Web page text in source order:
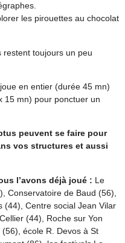
les pirouettes au chocolat
restent toujours un peu
en entier (durée 45 mn)
15 mn) pour ponctuer un
peuvent se faire pour
vos structures et aussi
l’avons déjà joué : Le
Conservatoire de Baud (56),
(44), Centre social Jean Vilar
(44), Roche sur Yon
école R. Devos à St